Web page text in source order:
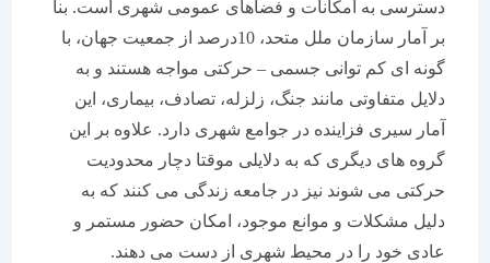
دسترسی به امکانات و فضاهای عمومی شهری است. بنا
بر آمار سازمان ملل متحد، 10درصد از جمعیت جهان، با
گونه ای کم توانی جسمی – حرکتی مواجه هستند و به
دلایل متفاوتی مانند جنگ، زلزله، تصادف، بیماری، این
آمار سیری فزاینده در جوامع شهری دارد. علاوه بر این
گروه های دیگری که به دلایلی موقتا دچار محدودیت
حرکتی می شوند نیز در جامعه زندگی می کنند که به
دلیل مشکلات و موانع موجود، امکان حضور مستمر و
عادی خود را در محیط شهری از دست می دهند.